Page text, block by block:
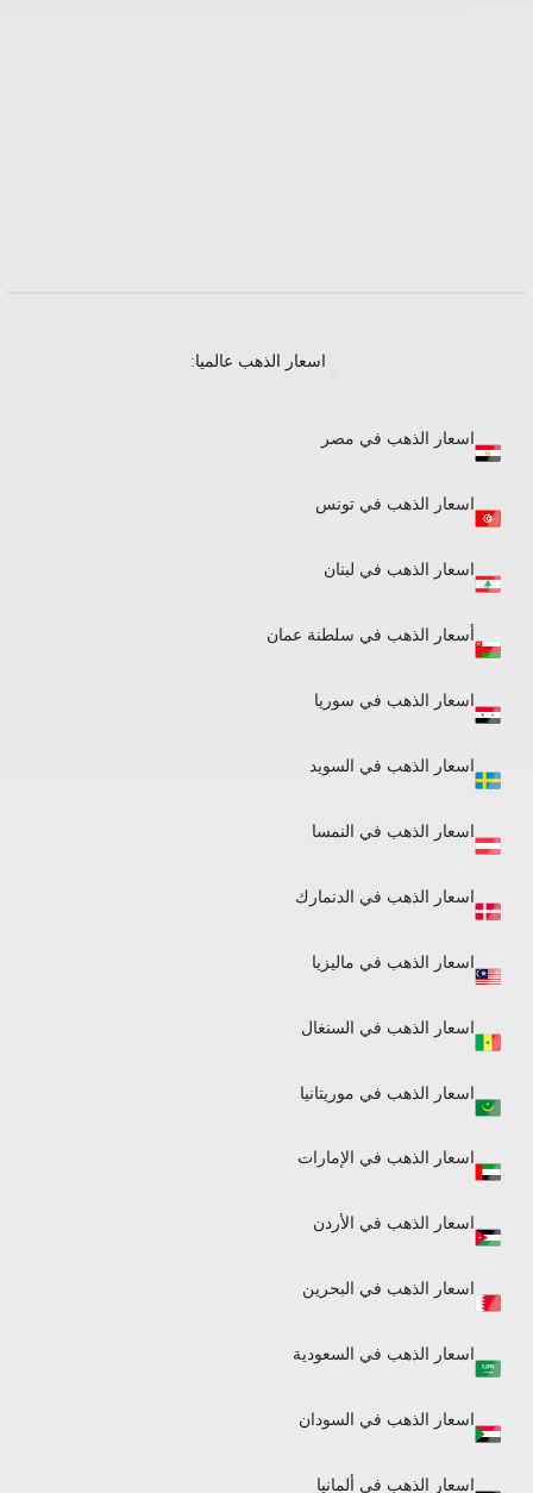
اسعار الذهب عالميا:
اسعار الذهب في مصر
اسعار الذهب في تونس
اسعار الذهب في لبنان​
أسعار الذهب في سلطنة عمان
اسعار الذهب في سوريا
اسعار الذهب في السويد
اسعار الذهب في النمسا
اسعار الذهب في الدنمارك
اسعار الذهب في ماليزيا
اسعار الذهب في السنغال
اسعار الذهب في موريتانيا
اسعار الذهب في الإمارات
اسعار الذهب في الأردن
اسعار الذهب في البحرين
اسعار الذهب في السعودية
اسعار الذهب في السودان
اسعار الذهب في ألمانيا​